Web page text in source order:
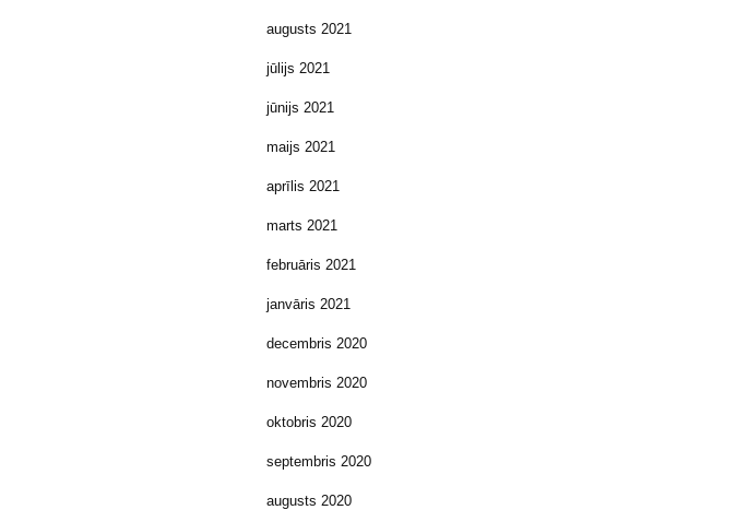
augusts 2021
jūlijs 2021
jūnijs 2021
maijs 2021
aprīlis 2021
marts 2021
februāris 2021
janvāris 2021
decembris 2020
novembris 2020
oktobris 2020
septembris 2020
augusts 2020